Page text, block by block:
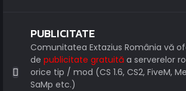
PUBLICITATE
Comunitatea Extazius România vă
de publicitate gratuită a serverelor
orice tip / mod (CS 1.6, CS2, FiveM,
SaMp etc.)